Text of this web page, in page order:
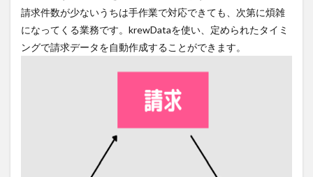
請求件数が少ないうちは手作業で対応できても、次第に煩雑
になってくる業務です。krewDataを使い、定められたタイミ
ングで請求データを自動作成することができます。